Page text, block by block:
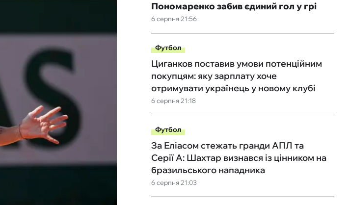
6 серпня 21:56
Пономаренко забив єдиний гол у грі
Футбол
6 серпня 21:18
Циганков поставив умови потенційним
покупцям: яку зарплату хоче
отримувати українець у новому клубі
Футбол
6 серпня 21:03
За Еліасом стежать гранди АПЛ та
Серії А: Шахтар визнався із цінником на
бразильського нападника